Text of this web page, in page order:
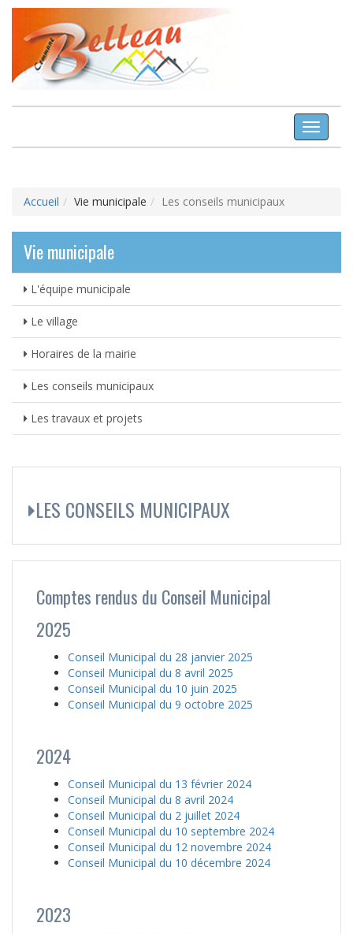
Toggle
Accueil Vie municipale Les conseils municipaux
Vie municipale
L'équipe municipale
Le village
Horaires de la mairie
Les conseils municipaux
Les travaux et projets
LES CONSEILS MUNICIPAUX
Comptes rendus du Conseil Municipal
2025
Conseil Municipal du 28 janvier 2025
Conseil Municipal du 8 avril 2025
Conseil Municipal du 10 juin 2025
Conseil Municipal du 9 octobre 2025
2024
Conseil Municipal du 13 février 2024
Conseil Municipal du 8 avril 2024
Conseil Municipal du 2 juillet 2024
Conseil Municipal du 10 septembre 2024
Conseil Municipal du 12 novembre 2024
Conseil Municipal du 10 décembre 2024
2023